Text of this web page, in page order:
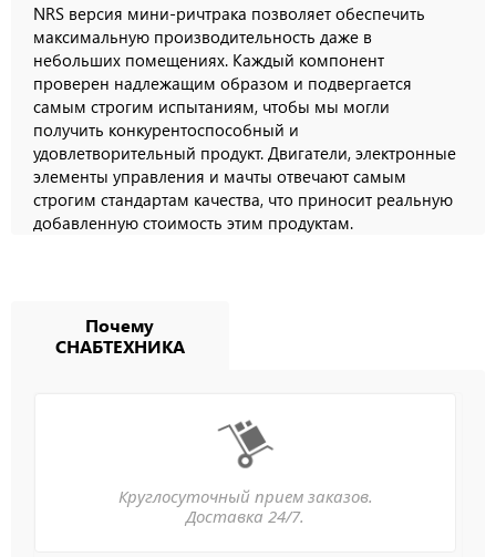
NRS версия мини-ричтрака позволяет обеспечить
максимальную производительность даже в
небольших помещениях. Каждый компонент
проверен надлежащим образом и подвергается
самым строгим испытаниям, чтобы мы могли
получить конкурентоспособный и
удовлетворительный продукт. Двигатели, электронные
элементы управления и мачты отвечают самым
строгим стандартам качества, что приносит реальную
добавленную стоимость этим продуктам.
Почему
СНАБТЕХНИКА
Круглосуточный прием заказов.
Доставка 24/7.